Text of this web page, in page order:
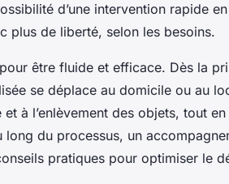
d’une intervention rapide
plus de liberté, selon les besoins.
être fluide et efficace. Dès la
se déplace au domicile ou au
à l’enlèvement des objets, tout
du processus, un
pratiques pour optimiser le